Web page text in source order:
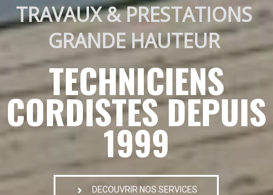
TRAVAUX & PRESTATIONS
GRANDE HAUTEUR
TECHNICIENS
CORDISTES DEPUIS
1999
DECOUVRIR NOS SERVICES